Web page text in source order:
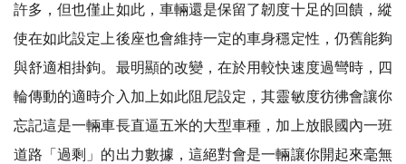
許多，但也僅止如此，車輛還是保留了韌度十足的回饋，縱
使在如此設定上後座也會維持一定的車身穩定性，仍舊能夠
與舒適相掛鉤。最明顯的改變，在於用較快速度過彎時，四
輪傳動的適時介入加上如此阻尼設定，其靈敏度彷彿會讓你
忘記這是一輛車長直逼五米的大型車種，加上放眼國內一班
道路「過剩」的出力數據，這絕對會是一輛讓你開起來毫無